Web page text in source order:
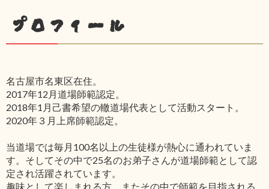
プロフィール
名古屋市名東区在住。
2017年12月道場師範認定。
2018年1月己書希望の轍道場代表として活動スタート。
2020年３月上席師範認定。
当道場では毎月100名以上の生徒様が熱心に通われていま
す。そしてその中で25名のお弟子さんが道場師範として認
定され活躍されています。
趣味として楽しまれる方、またその中で師範を目指される